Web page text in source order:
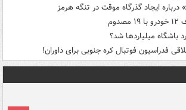
ایجاد گذرگاه موقت در تنگه هرمز
باشگاه میلیاردها شد؟
فدراسیون فوتبال کره جنوبی برای داوران!